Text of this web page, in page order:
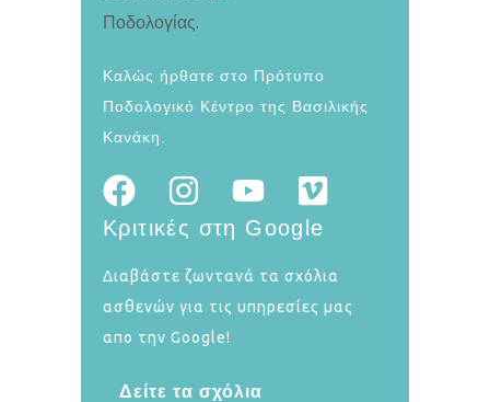
Καλώς ήρθατε στο Πρότυπο
Ποδολογικό Κέντρο της Βασιλικής
Κανάκη.
Κριτικές στη Google
Διαβάστε ζωντανά τα σχόλια
ασθενών για τις υπηρεσίες μας
απο την Google!
Δείτε τα σχόλια